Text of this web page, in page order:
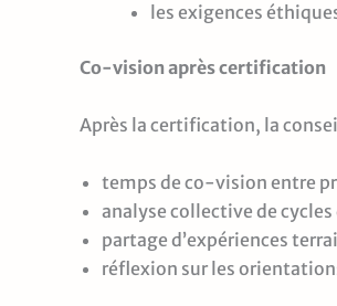
les exigences
Co-vision après certification
Après la certification, la
temps de co-vision entre
analyse collective de
partage d’expériences
réflexion sur les